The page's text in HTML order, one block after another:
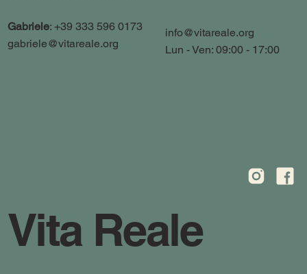
Gabriele: +39 333 596 0173
gabriele@vitareale.org
info@vitareale.org
Lun - Ven: 09:00 - 17:00
Vita Reale